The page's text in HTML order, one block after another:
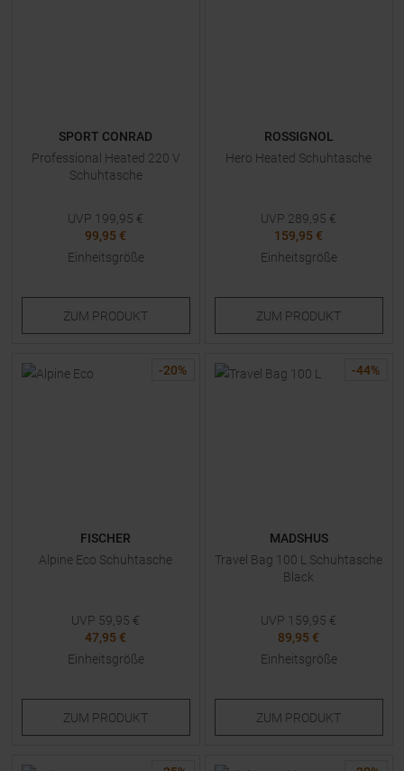
SPORT CONRAD
Professional Heated 220 V
Schuhtasche
UVP 199,95 €
99,95 €
Einheitsgröße
ZUM PRODUKT
ROSSIGNOL
Hero Heated Schuhtasche
UVP 289,95 €
159,95 €
Einheitsgröße
ZUM PRODUKT
-20%
FISCHER
Alpine Eco Schuhtasche
UVP 59,95 €
47,95 €
Einheitsgröße
ZUM PRODUKT
-44%
MADSHUS
Travel Bag 100 L Schuhtasche
Black
UVP 159,95 €
89,95 €
Einheitsgröße
ZUM PRODUKT